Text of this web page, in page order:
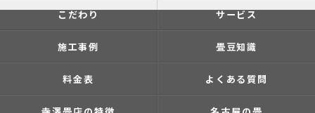
こだわり サービス
施工事例 畳豆知識
料金表 よくある質問